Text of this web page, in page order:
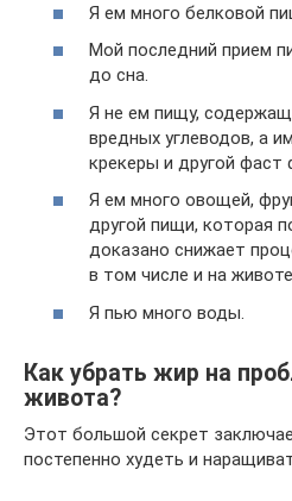
Я ем много белковой
Мой последний прием
до сна.
Я не ем пищу,
вредных углеводов, а
крекеры и другой фаст
Я ем много овощей,
другой пищи, которая
доказано снижает
в том числе и на
Я пью много воды.
Как убрать жир на
живота?
Этот большой секрет
постепенно худеть и